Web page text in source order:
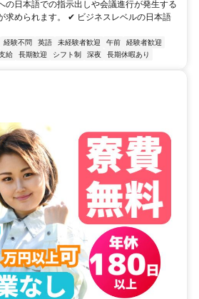
の日本語での指示出しや会議進行が発生する
求められます。 ✔ ビジネスレベルの日本語
経験不問 英語 未経験者歓迎 午前
経験者歓迎
給 長期歓迎 シフト制 深夜 長期休暇あり